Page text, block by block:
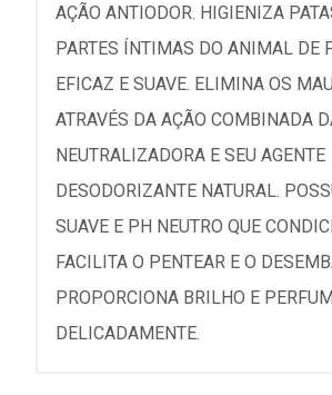
AÇÃO ANTIODOR. HIGIENIZA
PARTES ÍNTIMAS DO ANIMAL DE
EFICAZ E SUAVE. ELIMINA OS
ATRAVÉS DA AÇÃO COMBINADA
NEUTRALIZADORA E SEU AGENTE
DESODORIZANTE NATURAL.
SUAVE E PH NEUTRO QUE
FACILITA O PENTEAR E O
PROPORCIONA BRILHO E
DELICADAMENTE.